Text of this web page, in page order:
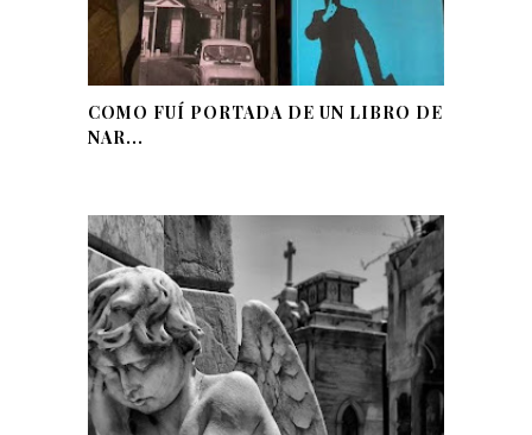
COMO FUÍ PORTADA DE UN LIBRO DE
NAR...